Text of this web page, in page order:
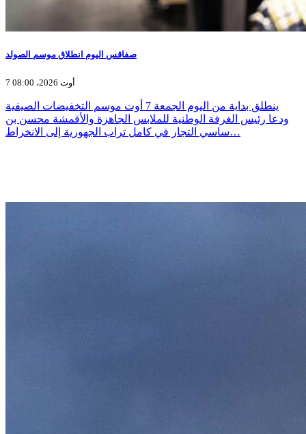
صفاقس اليوم انطلاق موسم الصولد
7 أوت 2026، 08:00
ينطلق بداية من اليوم الجمعة 7 أوت موسم التخفيضات الصيفية
ودعا رئيس الغرفة الوطنية للملابس الجاهزة والأقمشة محسن بن
ساسي التجار في كامل تراب الجهورية إلى الانخراط…